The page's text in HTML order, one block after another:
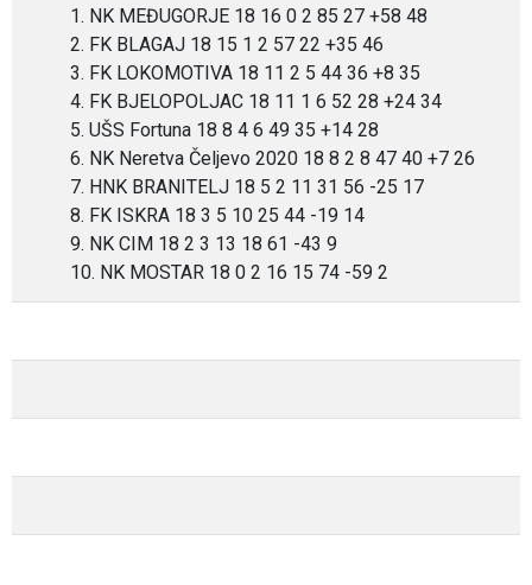
1. NK MEĐUGORJE 18 16 0 2 85 27 +58 48
2. FK BLAGAJ 18 15 1 2 57 22 +35 46
3. FK LOKOMOTIVA 18 11 2 5 44 36 +8 35
4. FK BJELOPOLJAC 18 11 1 6 52 28 +24 34
5. UŠS Fortuna 18 8 4 6 49 35 +14 28
6. NK Neretva Čeljevo 2020 18 8 2 8 47 40 +7 26
7. HNK BRANITELJ 18 5 2 11 31 56 -25 17
8. FK ISKRA 18 3 5 10 25 44 -19 14
9. NK CIM 18 2 3 13 18 61 -43 9
10. NK MOSTAR 18 0 2 16 15 74 -59 2